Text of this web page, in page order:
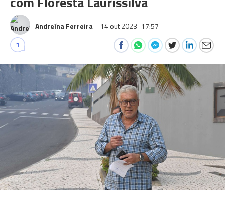
Andreína Ferreira 14 out 2023 17:57
1